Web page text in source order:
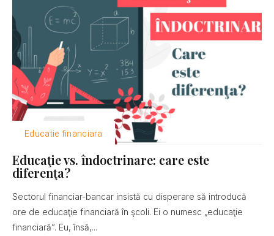
Educatie financiara
Educaţie vs. îndoctrinare: care este
diferenţa?
Sectorul financiar-bancar insistă cu disperare să introducă
ore de educaţie financiară în şcoli. Ei o numesc „educaţie
financiară”. Eu, însă,...